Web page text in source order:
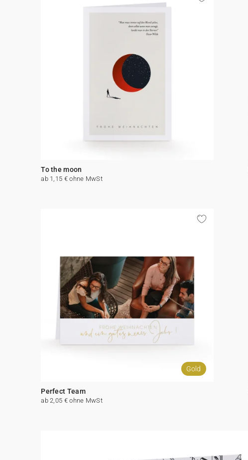
To the moon
ab 1,15 € ohne MwSt
Gold
Perfect Team
ab 2,05 € ohne MwSt